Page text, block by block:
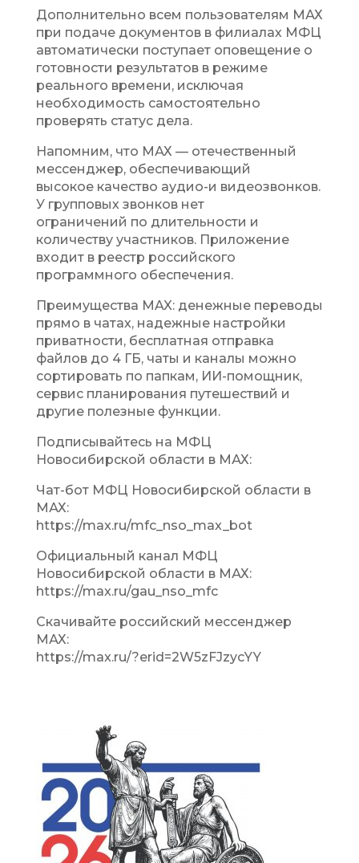
Дополнительно всем пользователям МАХ
при подаче документов в филиалах МФЦ
автоматически поступает оповещение о
готовности результатов в режиме
реального времени, исключая
необходимость самостоятельно
проверять статус дела.
Напомним, что МАХ — отечественный
мессенджер, обеспечивающий
высокое качество аудио-и видеозвонков.
У групповых звонков нет
ограничений по длительности и
количеству участников. Приложение
входит в реестр российского
программного обеспечения.
Преимущества MAX: денежные переводы
прямо в чатах, надежные настройки
приватности, бесплатная отправка
файлов до 4 ГБ, чаты и каналы можно
сортировать по папкам, ИИ-помощник,
сервис планирования путешествий и
другие полезные функции.
Подписывайтесь на МФЦ
Новосибирской области в МАХ:
Чат-бот МФЦ Новосибирской области в
МАХ:
https://max.ru/mfc_nso_max_bot
Официальный канал МФЦ
Новосибирской области в МАХ:
https://max.ru/gau_nso_mfc
Скачивайте российский мессенджер
МАХ:
https://max.ru/?erid=2W5zFJzycYY